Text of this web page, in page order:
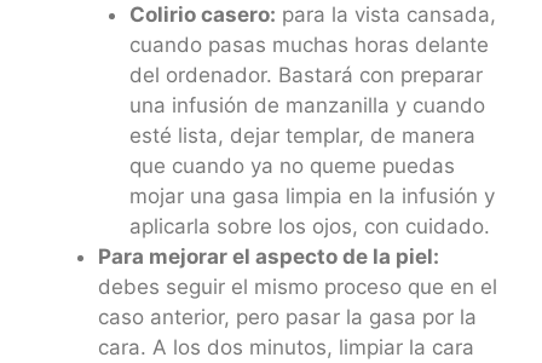
Colirio casero: para la vista cansada,
cuando pasas muchas horas delante
del ordenador. Bastará con preparar
una infusión de manzanilla y cuando
esté lista, dejar templar, de manera
que cuando ya no queme puedas
mojar una gasa limpia en la infusión y
aplicarla sobre los ojos, con cuidado.
Para mejorar el aspecto de la piel:
debes seguir el mismo proceso que en el
caso anterior, pero pasar la gasa por la
cara. A los dos minutos, limpiar la cara